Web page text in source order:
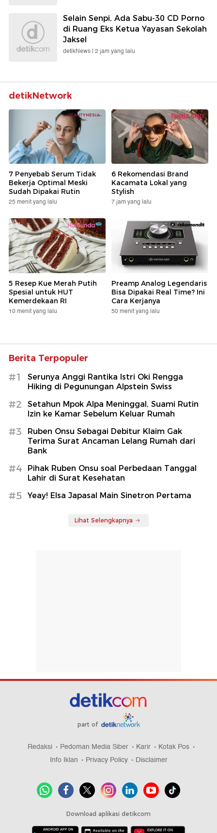
Selain Senpi, Ada Sabu-30 CD Porno
di Ruang Eks Ketua Yayasan Sekolah
Jaksel
detikNews | 2 jam yang lalu
detikNetwork
7 Penyebab Serum Tidak
Bekerja Optimal Meski
Sudah Dipakai Rutin
25 menit yang lalu
6 Rekomendasi Brand
Kacamata Lokal yang
Stylish
7 jam yang lalu
5 Resep Kue Merah Putih
Spesial untuk HUT
Kemerdekaan RI
10 menit yang lalu
Preamp Analog Legendaris
Bisa Dipakai Real Time? Ini
Cara Kerjanya
50 menit yang lalu
Berita Terpopuler
#1
Serunya Anggi Rantika Istri Oki Rengga
Hiking di Pegunungan Alpstein Swiss
#2
Setahun Mpok Alpa Meninggal, Suami Rutin
Izin ke Kamar Sebelum Keluar Rumah
#3
Ruben Onsu Sebagai Debitur Klaim Gak
Terima Surat Ancaman Lelang Rumah dari
Bank
#4
Pihak Ruben Onsu soal Perbedaan Tanggal
Lahir di Surat Kesehatan
#5 Yeay! Elsa Japasal Main Sinetron Pertama
Lihat Selengkapnya
part of
Redaksi Pedoman Media Siber Karir
Kotak Pos
Info Iklan
Privacy Policy Disclaimer
Download aplikasi detikcom